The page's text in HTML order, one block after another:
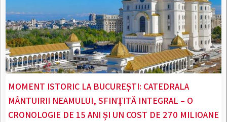
MOMENT ISTORIC LA BUCUREȘTI: CATEDRALA
MÂNTUIRII NEAMULUI, SFINȚITĂ INTEGRAL – O
CRONOLOGIE DE 15 ANI ȘI UN COST DE 270 MILIOANE